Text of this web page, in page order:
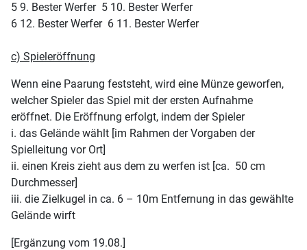
5 9. Bester Werfer 5 10. Bester Werfer
6 12. Bester Werfer 6 11. Bester Werfer
c) Spieleröffnung
Wenn eine Paarung feststeht, wird eine Münze geworfen,
welcher Spieler das Spiel mit der ersten Aufnahme
eröffnet. Die Eröffnung erfolgt, indem der Spieler
i. das Gelände wählt [im Rahmen der Vorgaben der
Spielleitung vor Ort]
ii. einen Kreis zieht aus dem zu werfen ist [ca. 50 cm
Durchmesser]
iii. die Zielkugel in ca. 6 – 10m Entfernung in das gewählte
Gelände wirft
[Ergänzung vom 19.08.]